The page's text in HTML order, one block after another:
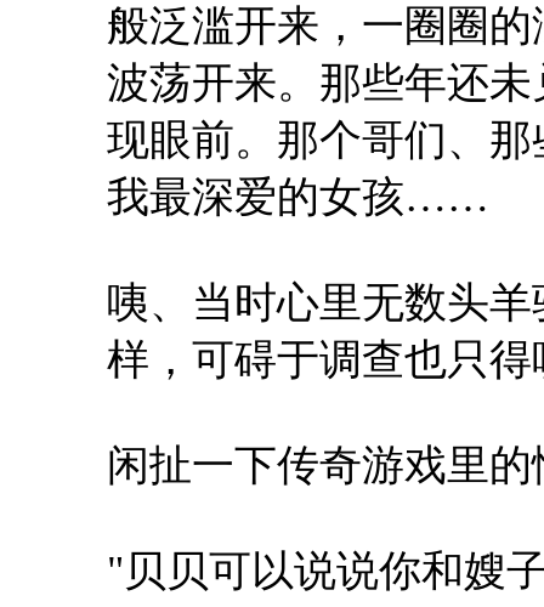
般泛滥开来，一圈圈
波荡开来。那些年还
现眼前。那个哥们、
我最深爱的女孩……
咦、当时心里无数头
样，可碍于调查也只
闲扯一下传奇游戏里的
"贝贝可以说说你和嫂